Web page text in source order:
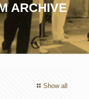
ARCHIVE
Show all